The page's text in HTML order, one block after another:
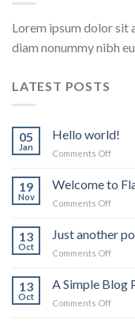
Lorem ipsum dolor sit
diam nonummy nibh
LATEST POSTS
05
Jan
Hello world!
Comments Offon
world!
19
Nov
Welcome to
Comments Offon
13
Oct
Just another
Comments Offon
post
13
Oct
A Simple Blog
Comments Offon